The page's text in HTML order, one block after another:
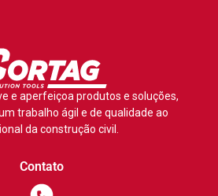
e aperfeiçoa produtos e soluções,
trabalho ágil e de qualidade ao
da construção civil.
Contato